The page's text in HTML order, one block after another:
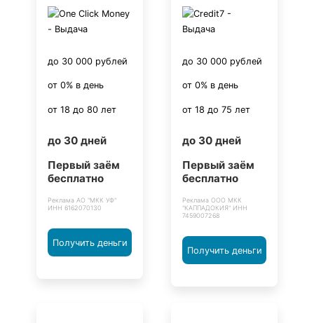
до 30 000 рублей
от 0% в день
от 18 до 80 лет
до 30 дней
Первый заём
бесплатно
Реклама АО "МКК УФ"
ИНН 6162070130
Получить деньги
до 30 000 рублей
от 0% в день
от 18 до 75 лет
до 30 дней
Первый заём
бесплатно
Реклама ООО МКК
"КАППАДОКИЯ" ИНН
7459007268
Получить деньги